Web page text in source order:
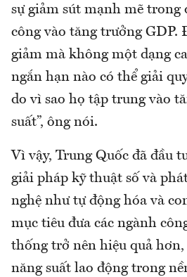
sự giảm sút mạnh mẽ trong
công vào tăng trưởng GDP.
giảm mà không một dạng
ngắn hạn nào có thể giải
do vì sao họ tập trung vào
suất”, ông nói.
Vì vậy, Trung Quốc đã đầu
giải pháp kỹ thuật số và
nghệ như tự động hóa và
mục tiêu đưa các ngành
thống trở nên hiệu quả hơn,
năng suất lao động trong